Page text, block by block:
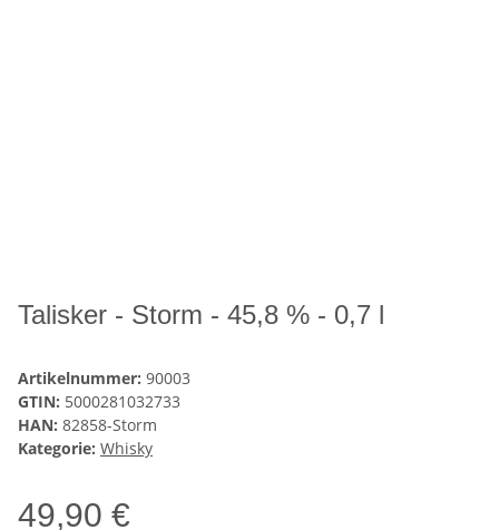
Talisker - Storm - 45,8 % - 0,7 l
Artikelnummer: 90003
GTIN: 5000281032733
HAN: 82858-Storm
Kategorie: Whisky
49,90 €